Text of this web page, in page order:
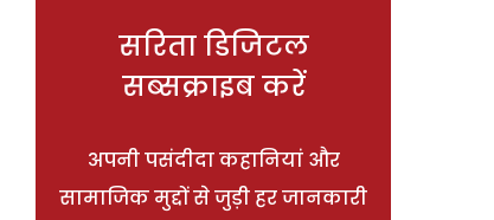
सरिता डिजिटल
सब्सक्राइब करें
अपनी पसंदीदा कहानियां और
सामाजिक मुद्दों से जुड़ी हर जानकारी